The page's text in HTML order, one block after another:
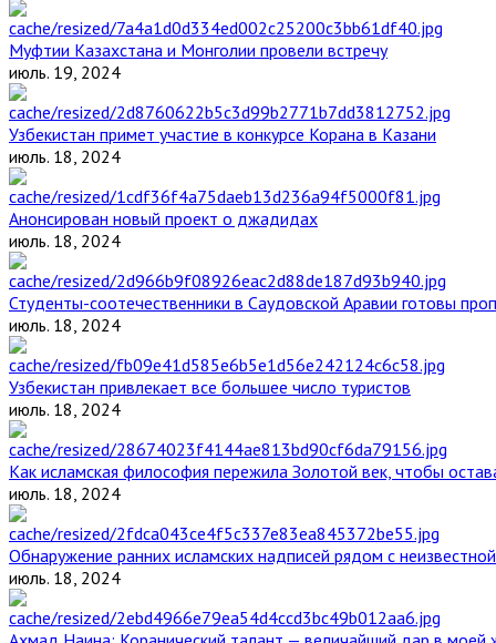
Муфтии Казахстана и Монголии провели встречу
июль. 19, 2024
Узбекистан примет участие в конкурсе Корана в Казани
июль. 18, 2024
Анонсирован новый проект о джадидах
июль. 18, 2024
Студенты-соотечественники в Саудовской Аравии готовы
июль. 18, 2024
Узбекистан привлекает все большее число туристов
июль. 18, 2024
Как исламская философия пережила Золотой век, чтобы
июль. 18, 2024
Обнаружение ранних исламских надписей рядом с
июль. 18, 2024